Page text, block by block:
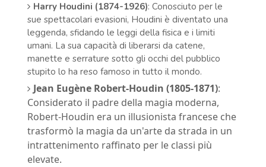
Harry Houdini (1874-1926): Conosciuto per le
sue spettacolari evasioni, Houdini è diventato una
leggenda, sfidando le leggi della fisica e i limiti
umani. La sua capacità di liberarsi da catene,
manette e serrature sotto gli occhi del pubblico
stupito lo ha reso famoso in tutto il mondo.
Jean Eugène Robert-Houdin (1805-1871):
Considerato il padre della magia moderna,
Robert-Houdin era un illusionista francese che
trasformò la magia da un'arte da strada in un
intrattenimento raffinato per le classi più
elevate.